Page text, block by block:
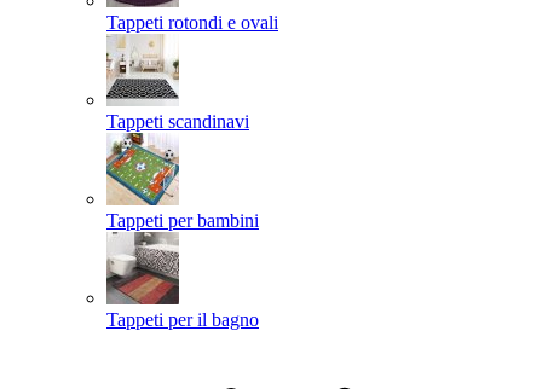
Tappeti rotondi e ovali
Tappeti scandinavi
Tappeti per bambini
Tappeti per il bagno